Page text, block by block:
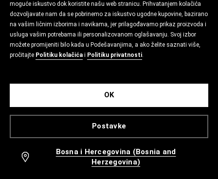
moguće iskustvo dok koristite našu web stranicu. Prihvatanjem kolačića
dozvoljavate nam da se pobrinemo za iskustvo ugodne kupovine, bazirano
na vašim ličnim izborima i navikama, jer prilagođavamo prikaz proizvoda i
usluga vašim potrebama ili personalizovanom oglašavanju. Svoj izbor
možete promijeniti bilo kada u Podešavanjima, a ako želite saznati više,
pročitajte Politiku kolačića i Politiku privatnosti.
Postavke
OK
Bosna i Hercegovina (Bosnia and
Herzegovina)